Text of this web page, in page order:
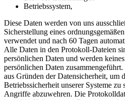
Betriebssystem,
Diese Daten werden von uns
Sicherstellung eines
verwendet und nach 60 Tagen
Alle Daten in den Protokoll-Dateien
persönlichen Daten und werden
persönlichen Daten
aus Gründen der Datensicherheit, um
Betriebssicherheit unserer Systeme
Angriffe abzuwehren. Die